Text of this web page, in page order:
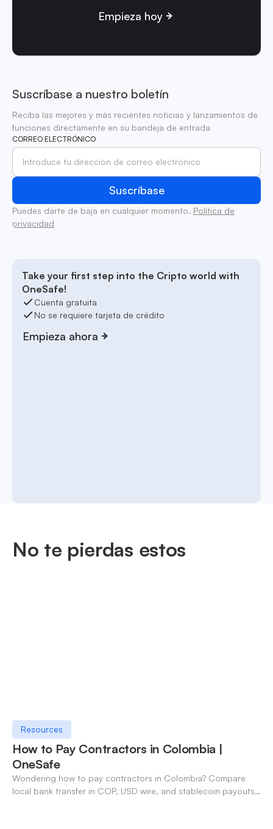
Empieza hoy
Suscríbase a nuestro boletín
Reciba las mejores y más recientes noticias y lanzamientos de
funciones directamente en su bandeja de entrada
CORREO ELECTRÓNICO
Puedes darte de baja en cualquier momento. Política de
privacidad
Take your first step into the Cripto world with
OneSafe!
Cuenta gratuita
No se requiere tarjeta de crédito
Empieza ahora
No te pierdas estos
Resources
How to Pay Contractors in Colombia |
OneSafe
Wondering how to pay contractors in Colombia? Compare
local bank transfer in COP, USD wire, and stablecoin payouts.